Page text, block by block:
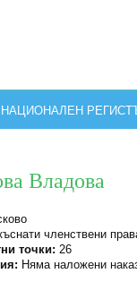
НАЦИОНАЛЕН
Владова
членствени
точки: 26
Няма наложени